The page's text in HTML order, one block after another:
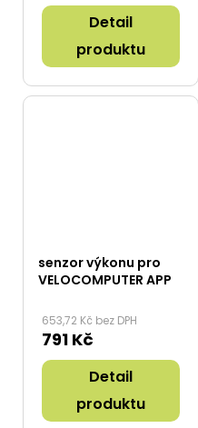
Detail
produktu
senzor výkonu pro
VELOCOMPUTER APP
653,72 Kč bez DPH
791 Kč
Detail
produktu